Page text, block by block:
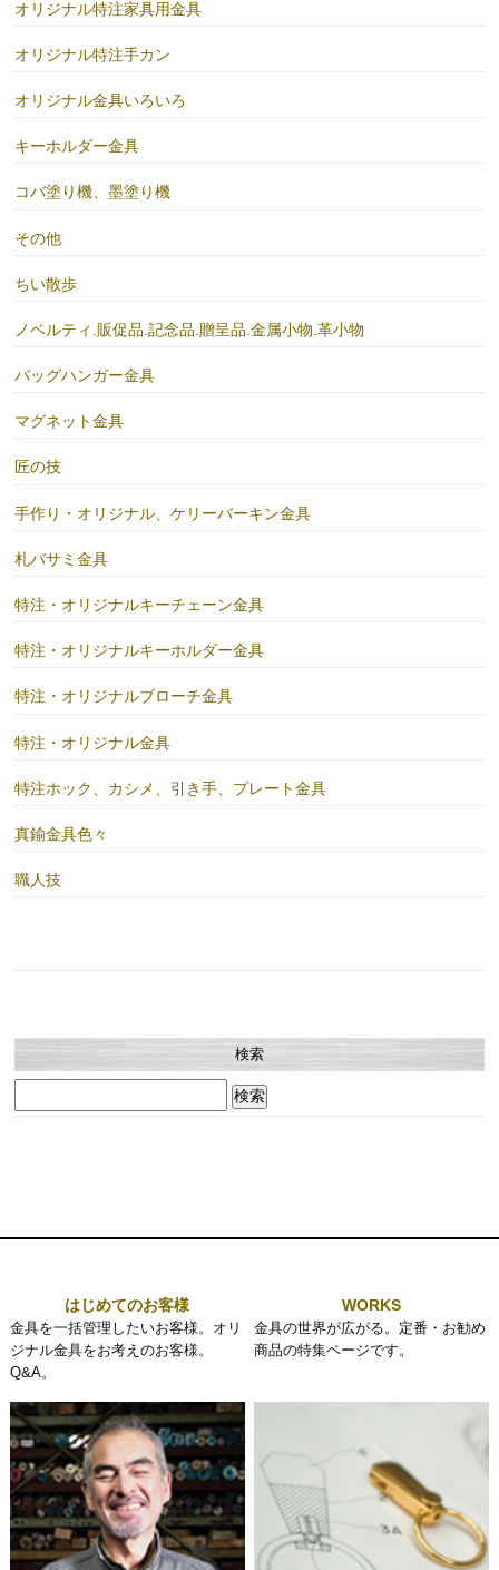
オリジナル特注家具用金具
オリジナル特注手カン
オリジナル金具いろいろ
キーホルダー金具
コバ塗り機、墨塗り機
その他
ちい散歩
ノベルティ.販促品.記念品.贈呈品.金属小物.革小物
バッグハンガー金具
マグネット金具
匠の技
手作り・オリジナル、ケリーバーキン金具
札バサミ金具
特注・オリジナルキーチェーン金具
特注・オリジナルキーホルダー金具
特注・オリジナルブローチ金具
特注・オリジナル金具
特注ホック、カシメ、引き手、プレート金具
真鍮金具色々
職人技
検索
索:
はじめてのお客様
金具を一括管理したいお客様。オリ
ジナル金具をお考えのお客様。
Q&A。
WORKS
金具の世界が広がる。定番・お勧め
商品の特集ページです。